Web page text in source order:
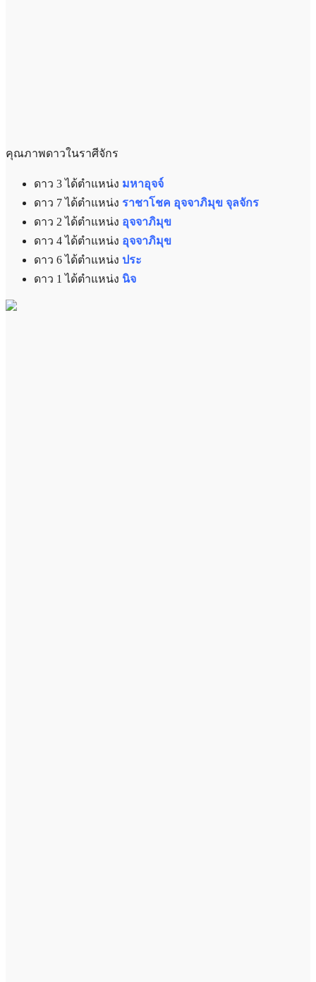
คุณภาพดาวในราศีจักร
ดาว 3 ได้ตำแหน่ง มหาอุจจ์
ดาว 7 ได้ตำแหน่ง ราชาโชค อุจจาภิมุข จุลจักร
ดาว 2 ได้ตำแหน่ง อุจจาภิมุข
ดาว 4 ได้ตำแหน่ง อุจจาภิมุข
ดาว 6 ได้ตำแหน่ง ประ
ดาว 1 ได้ตำแหน่ง นิจ